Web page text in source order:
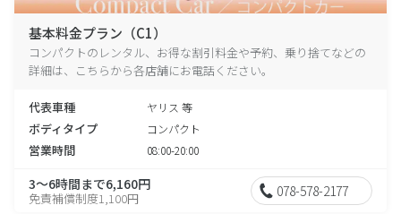
基本料金プラン（C1）
コンパクトのレンタル、お得な割引料金や予約、乗り捨てなどの
詳細は、こちらから各店舗にお電話ください。
代表車種 ヤリス 等
ボディタイプ コンパクト
営業時間 08:00-20:00
3～6時間まで6,160円
免責補償制度1,100円 078-578-2177